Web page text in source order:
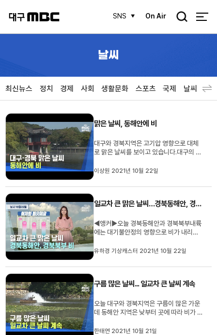
SNS On Air
검
날씨
최신뉴스 정치 경제 사회 생활문화 스포츠 국제 날씨
맑은 날씨, 동해안에 비
대구와 경북지역은 고기압 영향으로 대체
로 맑은 날씨를 보이고 있습니다.대구의 아
0.3, 안동 3.4, 포항 8.7도 등을 기록했습
동 16, 구미 17도 등 14-18도의 분포를
에는 대기불안정의 영향으로 비...
이상원 2021년 10월 22일
일교차 큰 맑은 날씨…경북동해안, 경북북부 비
◀앵커▶오늘 경북동해안과 경북북부내륙
에는 대기불안정의 영향으로 비가 내리겠
가운데 대체로 맑은 날씨 보이겠는데요. 자
하경 기상캐스터▶1 오늘은 비가 내리는
조적인데요.먼저 경북동해안과 경...
유하경 기상캐스터 2021년 10월 22일
구름 많은 날씨... 일교차 큰 날씨 계속
오늘 대구와 경북지역은 구름이 많은 가운
데 동해안 지역은 낮부터 곳에 따라 비가 내
도를 비롯해 안동 3.2, 구미 4, 포항 8.5도
한태연 2021년 10월 21일